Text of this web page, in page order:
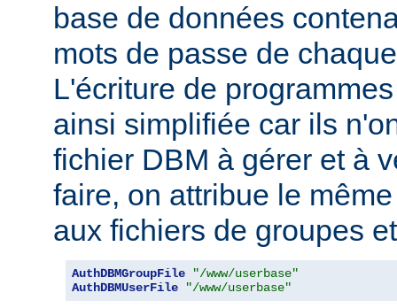
base de données
mots de passe de
L'écriture de
ainsi simplifiée car ils
fichier DBM à gérer et à
faire, on attribue le
aux fichiers de groupes
AuthDBMGroupFile
"/www/userbase"
AuthDBMUserFile
"/www/userbase"